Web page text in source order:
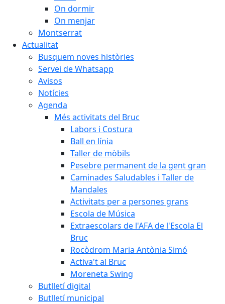
On dormir
On menjar
Montserrat
Actualitat
Busquem noves històries
Servei de Whatsapp
Avisos
Notícies
Agenda
Més activitats del Bruc
Labors i Costura
Ball en línia
Taller de mòbils
Pesebre permanent de la gent gran
Caminades Saludables i Taller de
Mandales
Activitats per a persones grans
Escola de Música
Extraescolars de l'AFA de l'Escola El
Bruc
Rocòdrom Maria Antònia Simó
Activa't al Bruc
Moreneta Swing
Butlletí digital
Butlletí municipal